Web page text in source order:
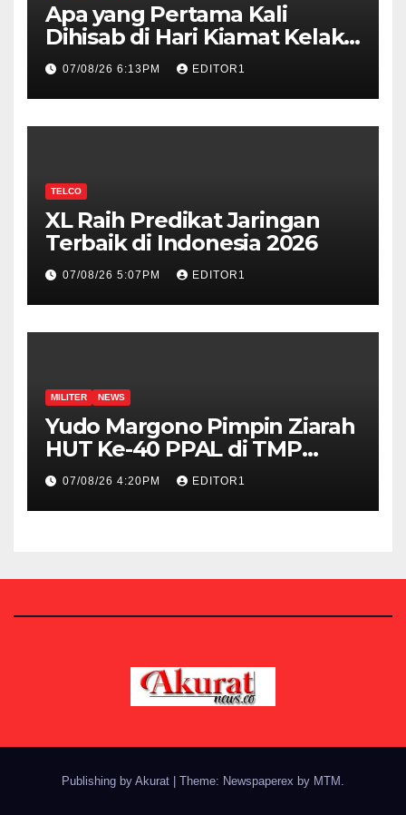
Apa yang Pertama Kali
Dihisab di Hari Kiamat Kelak?,
Ini Jawabannya!
07/08/26 6:13PM EDITOR1
TELCO
XL Raih Predikat Jaringan
Terbaik di Indonesia 2026
07/08/26 5:07PM EDITOR1
MILITER NEWS
Yudo Margono Pimpin Ziarah
HUT Ke-40 PPAL di TMP
Kalibata
07/08/26 4:20PM EDITOR1
Publishing by Akurat Theme: Newspaperex by MTM .